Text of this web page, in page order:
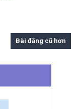
Bài đăng cũ hơn